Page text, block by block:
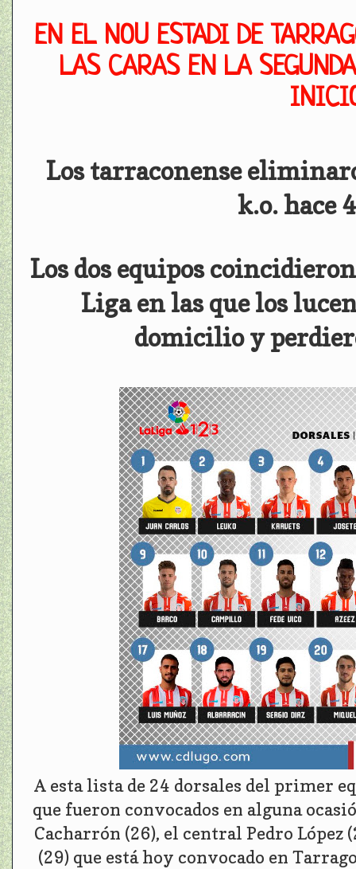
EN EL NOU ESTADI DE
LAS CARAS EN LA
Los tarraconense
k.o. hace
Los dos equipos
Liga en las que los
domicilio y
A esta lista de 24 dorsales del primer
que fueron convocados en alguna
Cacharrón (26), el central Pedro López
(29) que está hoy convocado en